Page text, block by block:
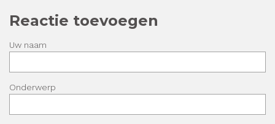
Reactie toevoegen
Uw naam
Onderwerp